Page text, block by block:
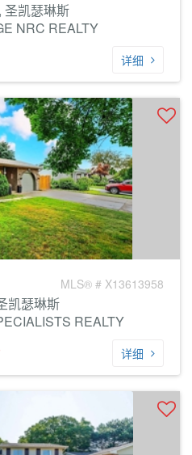
圣凯瑟琳斯
NRC REALTY
详细
MLS® # X13613958
凯瑟琳斯
REALTY
详细